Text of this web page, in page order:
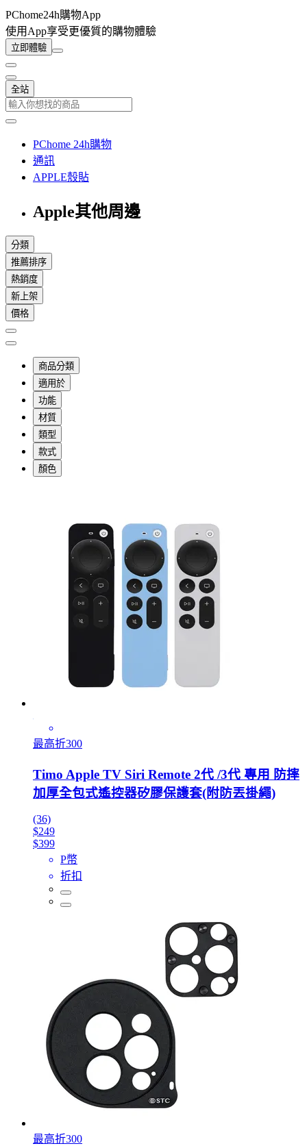
PChome24h購物App
使用App享受更優質的購物體驗
立即體驗
全站
PChome 24h購物
通訊
APPLE殼貼
Apple其他周邊
分類
推薦排序
熱銷度
新上架
價格
商品分類
適用於
功能
材質
類型
款式
顏色
最高折300
Timo Apple TV Siri Remote 2代 /3代 專用 防摔
加厚全包式遙控器矽膠保護套(附防丟掛繩)
(36)
$249
$399
P幣
折扣
最高折300